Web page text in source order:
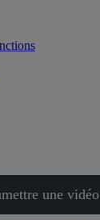
une vidéo